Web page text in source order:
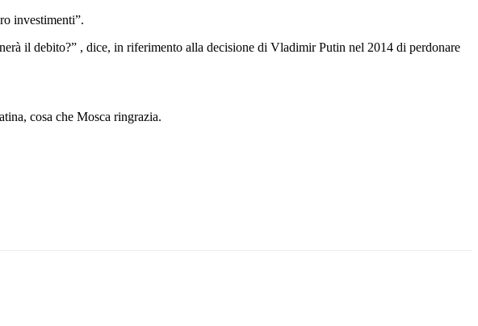
investimenti”.
il debito?” , dice, in riferimento alla decisione di Vladimir Putin nel 2014 di perdonare
cosa che Mosca ringrazia.